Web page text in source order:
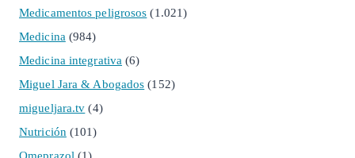
Medicamentos peligrosos (1.021)
Medicina (984)
Medicina integrativa (6)
Miguel Jara & Abogados (152)
migueljara.tv (4)
Nutrición (101)
Omeprazol (1)